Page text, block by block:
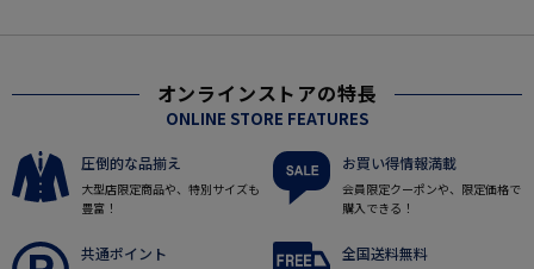
オンラインストアの特長
ONLINE STORE FEATURES
圧倒的な品揃え
大型店限定商品や、特別サイズも
豊富！
お買い得情報満載
会員限定クーポンや、限定価格で
購入できる！
共通ポイント 全国送料無料